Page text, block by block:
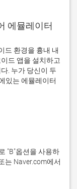
에뮬레이터
드 환경을 흉내 내
드 앱을 설치하고
. 누가 당신이 두
있는 에뮬레이터
는 Naver.com에서